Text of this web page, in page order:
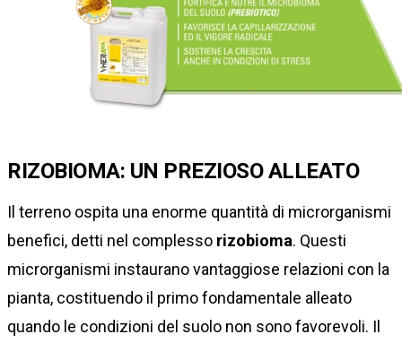
RIZOBIOMA: UN PREZIOSO ALLEATO
Il terreno ospita una enorme quantità di microrganismi
benefici, detti nel complesso rizobioma. Questi
microrganismi instaurano vantaggiose relazioni con la
pianta, costituendo il primo fondamentale alleato
quando le condizioni del suolo non sono favorevoli. Il